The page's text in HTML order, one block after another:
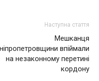
Наступна стаття
Мешканця
впіймали
на незаконному перетині
кордону